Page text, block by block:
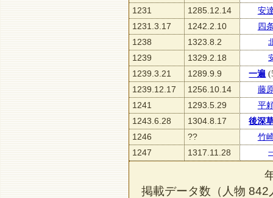
1231 1285.12.14
安
1231.3.17
1242.2.10
四
1238
1323.8.2
1239 1329.2.18
1239.3.21 1289.9.9 一遍
1239.12.17
1256.10.14
藤
1241
1293.5.29
平
1243.6.28
1304.8.17
後深
1246
??
竹
1247
1317.11.28
掲載データ数（人物842